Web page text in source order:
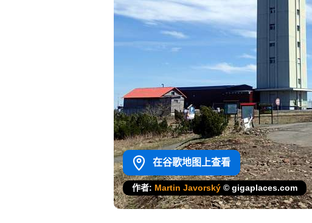
在谷歌地图上查看
作者: Martin Javorský © gigaplaces.com